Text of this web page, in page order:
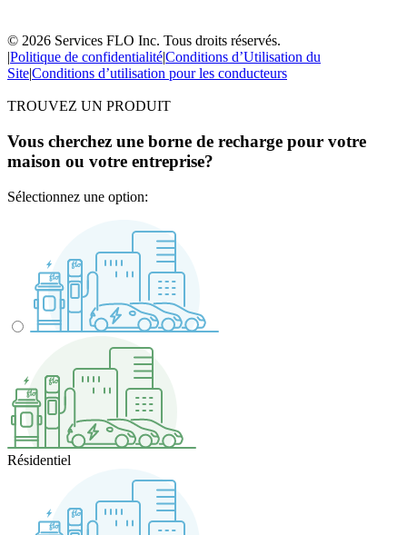
© 2026 Services FLO Inc. Tous droits réservés.
|Politique de confidentialité|Conditions d’Utilisation du
Site|Conditions d’utilisation pour les conducteurs
TROUVEZ UN PRODUIT
Vous cherchez une borne de recharge pour votre
maison ou votre entreprise?
Sélectionnez une option:
Résidentiel